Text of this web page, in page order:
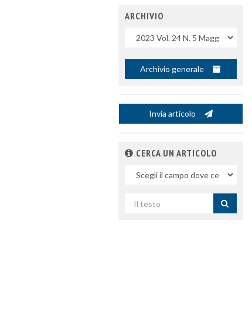
ARCHIVIO
Archivio generale
Invia articolo
CERCA UN ARTICOLO
campo
per